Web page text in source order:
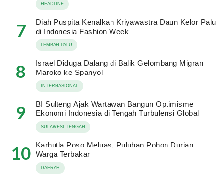
HEADLINE
7
Diah Puspita Kenalkan Kriyawastra Daun Kelor Palu
di Indonesia Fashion Week
LEMBAH PALU
8
Israel Diduga Dalang di Balik Gelombang Migran
Maroko ke Spanyol
INTERNASIONAL
9
BI Sulteng Ajak Wartawan Bangun Optimisme
Ekonomi Indonesia di Tengah Turbulensi Global
SULAWESI TENGAH
10
Karhutla Poso Meluas, Puluhan Pohon Durian
Warga Terbakar
DAERAH